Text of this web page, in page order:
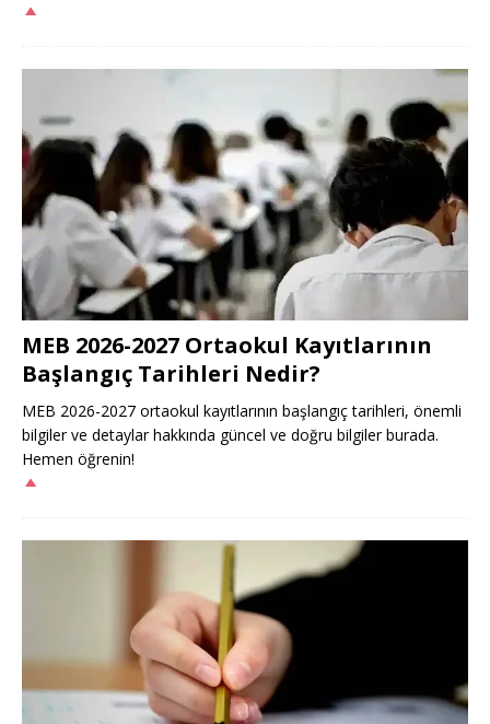
MEB 2026-2027 Ortaokul Kayıtlarının
Başlangıç Tarihleri Nedir?
MEB 2026-2027 ortaokul kayıtlarının başlangıç tarihleri, önemli
bilgiler ve detaylar hakkında güncel ve doğru bilgiler burada.
Hemen öğrenin!